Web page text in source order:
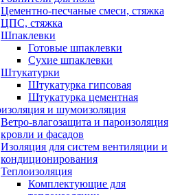
Цементно-песчаные смеси, стяжка
ЦПС, стяжка
Шпаклевки
Готовые шпаклевки
Сухие шпаклевки
Штукатурки
Штукатурка гипсовая
Штукатурка цементная
и шумоизоляция
Ветро-влагозащита и пароизоляция
кровли и фасадов
Изоляция для систем вентиляции и
кондиционирования
Теплоизоляция
Комплектующие для